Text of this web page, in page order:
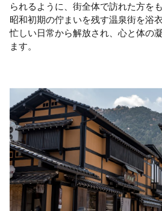
られるように、街全体で訪れた方を
昭和初期の佇まいを残す温泉街を浴
忙しい日常から解放され、心と体の
ます。